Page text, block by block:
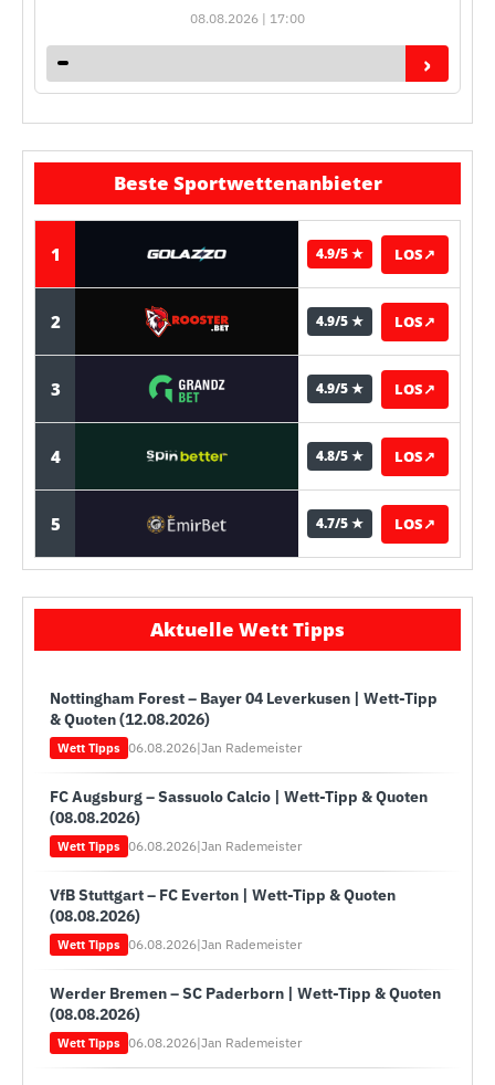
08.08.2026 | 17:00
›
Beste Sportwettenanbieter
1 4.9/5 ★ LOS↗
2 4.9/5 ★ LOS↗
3 4.9/5 ★ LOS↗
4 4.8/5 ★ LOS↗
5 4.7/5 ★ LOS↗
Aktuelle Wett Tipps
Nottingham Forest – Bayer 04 Leverkusen | Wett-Tipp
& Quoten (12.08.2026)
Wett Tipps 06.08.2026|Jan Rademeister
FC Augsburg – Sassuolo Calcio | Wett-Tipp & Quoten
(08.08.2026)
Wett Tipps 06.08.2026|Jan Rademeister
VfB Stuttgart – FC Everton | Wett-Tipp & Quoten
(08.08.2026)
Wett Tipps 06.08.2026|Jan Rademeister
Werder Bremen – SC Paderborn | Wett-Tipp & Quoten
(08.08.2026)
Wett Tipps 06.08.2026|Jan Rademeister